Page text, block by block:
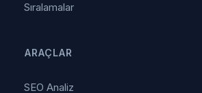
Sıralamalar
ARAÇLAR
SEO Analiz